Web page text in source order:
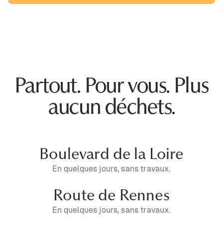
Partout. Pour vous. Plus
aucun déchets.
Boulevard de la Loire
En quelques jours, sans travaux.
Route de Rennes
En quelques jours, sans travaux.